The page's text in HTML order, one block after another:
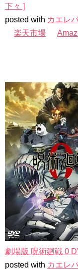
下々 ]
posted with カエレ
楽天市場
劇場版 呪術廻戦 0
posted with カエレ